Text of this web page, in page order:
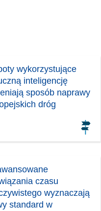
wykorzystujące
inteligencję
sposób naprawy
dróg
czasu
wyznaczają
standard w